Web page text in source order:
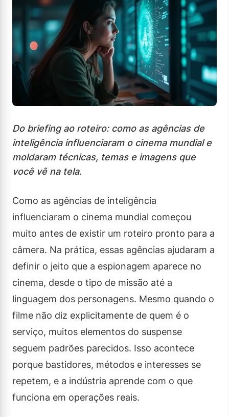
Do briefing ao roteiro: como as agências de
inteligência influenciaram o cinema mundial e
moldaram técnicas, temas e imagens que
você vê na tela.
Como as agências de inteligência
influenciaram o cinema mundial começou
muito antes de existir um roteiro pronto para a
câmera. Na prática, essas agências ajudaram a
definir o jeito que a espionagem aparece no
cinema, desde o tipo de missão até a
linguagem dos personagens. Mesmo quando o
filme não diz explicitamente de quem é o
serviço, muitos elementos do suspense
seguem padrões parecidos. Isso acontece
porque bastidores, métodos e interesses se
repetem, e a indústria aprende com o que
funciona em operações reais.